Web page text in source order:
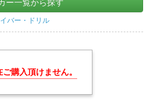
ー一覧から探す
バー・ドリル
購入頂けません。